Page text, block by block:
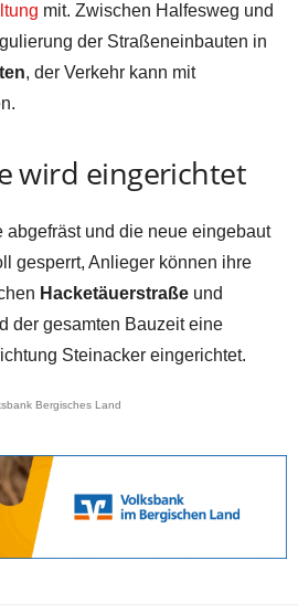
mit. Zwischen Halfesweg und
der Straßeneinbauten in
, der Verkehr kann mit
wird eingerichtet
abgefräst und die neue eingebaut
gesperrt, Anlieger können ihre
Hacketäuerstraße und
der gesamten Bauzeit eine
Steinacker eingerichtet.
Bergisches Land